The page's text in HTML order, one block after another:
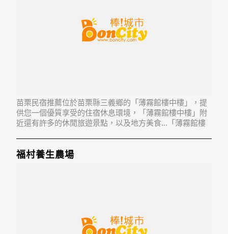
苗栗民宿推薦位於苗栗縣三義鄉的「薄霧館樓中樓」，提
供您一個優質享受的住宿休息環境，「薄霧館樓中樓」附
近還有許多的休閒旅遊景點，以及地方美食...「薄霧館樓
福村養生農場